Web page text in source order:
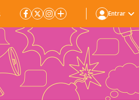
Entrar